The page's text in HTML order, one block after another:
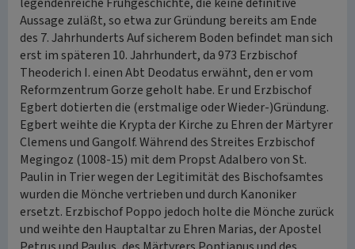
Aussage zuläßt, so etwa zur Gründung bereits am Ende
des 7. Jahrhunderts Auf sicherem Boden befindet man sich
erst im späteren 10. Jahrhundert, da 973 Erzbischof
Theoderich I. einen Abt Deodatus erwähnt, den er vom
Reformzentrum Gorze geholt habe. Er und Erzbischof
Egbert dotierten die (erstmalige oder Wieder-)Gründung.
Egbert weihte die Krypta der Kirche zu Ehren der Märtyrer
Clemens und Gangolf. Während des Streites Erzbischof
Megingoz (1008-15) mit dem Propst Adalbero von St.
Paulin in Trier wegen der Legitimität des Bischofsamtes
wurden die Mönche vertrieben und durch Kanoniker
ersetzt. Erzbischof Poppo jedoch holte die Mönche zurück
und weihte den Hauptaltar zu Ehren Marias, der Apostel